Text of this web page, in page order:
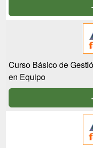
Curso Básico de
en Equipo